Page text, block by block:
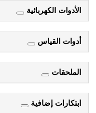
الأدوات الكهربائية
أدوات القياس
الملحقات
ابتكارات إضافية